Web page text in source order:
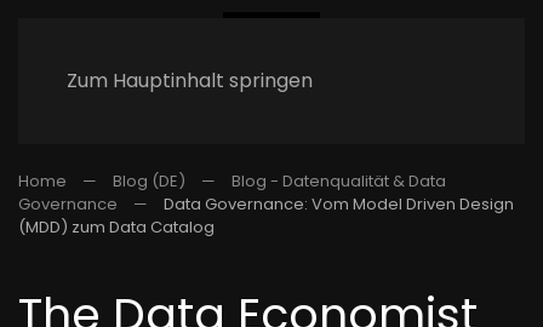
Zum Hauptinhalt springen
Home Blog (DE)
Blog - Datenqualität & Data
Governance
Data Governance: Vom Model Driven Design
(MDD) zum Data Catalog